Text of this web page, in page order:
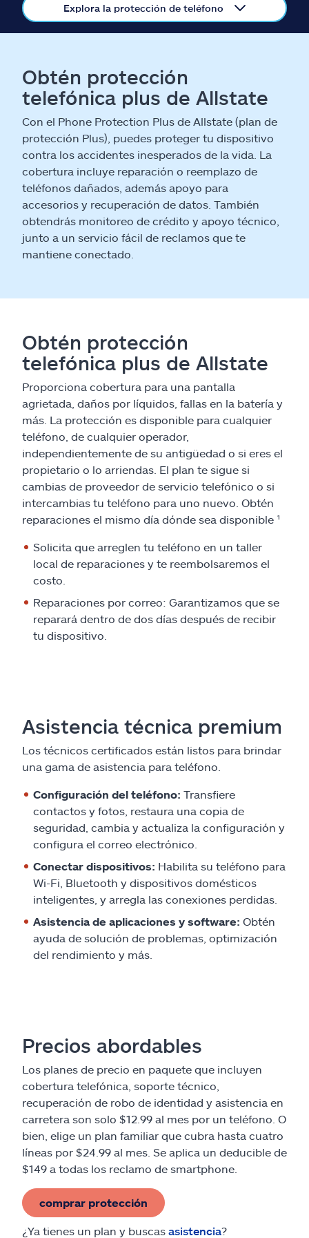
Buscar agente
Explore Allstate
Ashburn, VA 20146
English
Explora la protección de teléfono
Obtén protección
telefónica plus de Allstate
Con el Phone Protection Plus de Allstate (plan de
protección Plus), puedes proteger tu dispositivo
contra los accidentes inesperados de la vida. La
cobertura incluye reparación o reemplazo de
teléfonos dañados, además apoyo para
accesorios y recuperación de datos. También
obtendrás monitoreo de crédito y apoyo técnico,
junto a un servicio fácil de reclamos que te
mantiene conectado.
Obtén protección
telefónica plus de Allstate
Proporciona cobertura para una pantalla
agrietada, daños por líquidos, fallas en la batería y
más. La protección es disponible para cualquier
teléfono, de cualquier operador,
independientemente de su antigüedad o si eres el
propietario o lo arriendas. El plan te sigue si
cambias de proveedor de servicio telefónico o si
intercambias tu teléfono para uno nuevo. Obtén
reparaciones el mismo día dónde sea disponible ¹
Solicita que arreglen tu teléfono en un taller
local de reparaciones y te reembolsaremos el
costo.
Reparaciones por correo: Garantizamos que se
reparará dentro de dos días después de recibir
tu dispositivo.
Asistencia técnica premium
Los técnicos certificados están listos para brindar
una gama de asistencia para teléfono.
Configuración del teléfono: Transfiere
contactos y fotos, restaura una copia de
seguridad, cambia y actualiza la configuración y
configura el correo electrónico.
Conectar dispositivos: Habilita su teléfono para
Wi-Fi, Bluetooth y dispositivos domésticos
inteligentes, y arregla las conexiones perdidas.
Asistencia de aplicaciones y software: Obtén
ayuda de solución de problemas, optimización
del rendimiento y más.
Precios abordables
Los planes de precio en paquete que incluyen
cobertura telefónica, soporte técnico,
recuperación de robo de identidad y asistencia en
carretera son solo $12.99 al mes por un teléfono. O
bien, elige un plan familiar que cubra hasta cuatro
líneas por $24.99 al mes. Se aplica un deducible de
$149 a todas los reclamo de smartphone.
comprar protección
¿Ya tienes un plan y buscas asistencia?